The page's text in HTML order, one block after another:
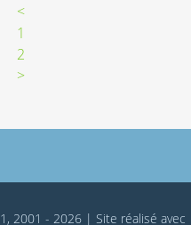
<
1
2
>
2001 - 2026 | Site réalisé avec